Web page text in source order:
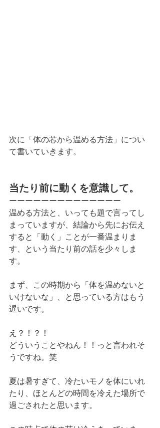
次に「体の芯から温める方法」につい
て書いていきます。
当たり前に動くを意識して。
ーーーーーーーーーーーーーー
温める方法と、いっても題で言ってし
まっていますが、結論から先にお伝え
すると「動く」ことが一番温まりま
す、という当たり前の話を少々しま
す。
まず、この時期から「体を温めないと
いけないな」、と思っている方はもう
遅いです。
え？！？！
どういうことやねん！！っと言われそ
うですね。笑
夏は暑すぎて、冷たいモノを体にいれ
たり、ほとんどの時間を冷えた場所で
過ごされたと思います。